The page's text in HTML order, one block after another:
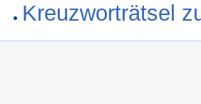
Kreuzworträtsel